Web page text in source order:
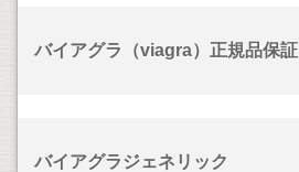
バイアグラ（viagra）正規品保証
バイアグラジェネリック